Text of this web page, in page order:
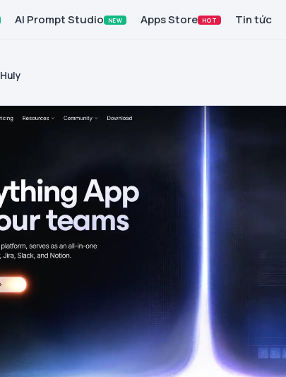
AI Prompt Studio NEW Apps Store HOT Tin tức
Huly